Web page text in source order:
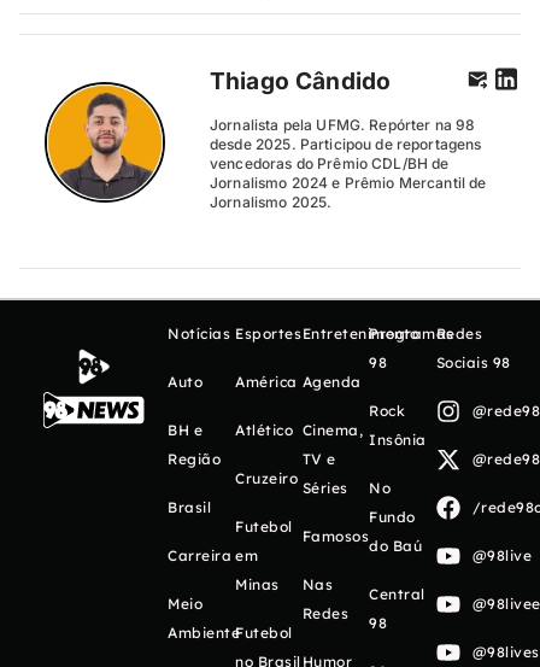
Thiago Cândido
Jornalista pela UFMG. Repórter na 98
desde 2025. Participou de reportagens
vencedoras do Prêmio CDL/BH de
Jornalismo 2024 e Prêmio Mercantil de
Jornalismo 2025.
Notícias
Auto
BH e
Região
Brasil
Carreira
Meio
Ambiente
Esportes
América
Atlético
Cruzeiro
Futebol
em
Minas
Futebol
no Brasil
Entretenimento
Agenda
Cinema,
TV e
Séries
Famosos
Nas
Redes
Humor
Programas
98
Rock
Insônia
No
Fundo
do Baú
Central
98
Redes
Sociais 98
/
@98live